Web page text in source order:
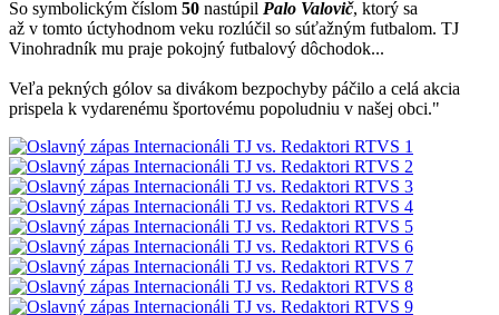
So symbolickým číslom 50 nastúpil Palo Valovič, ktorý sa
až v tomto úctyhodnom veku rozlúčil so súťažným futbalom. TJ
Vinohradník mu praje pokojný futbalový dôchodok...
Veľa pekných gólov sa divákom bezpochyby páčilo a celá akcia
prispela k vydarenému športovému popoludniu v našej obci."